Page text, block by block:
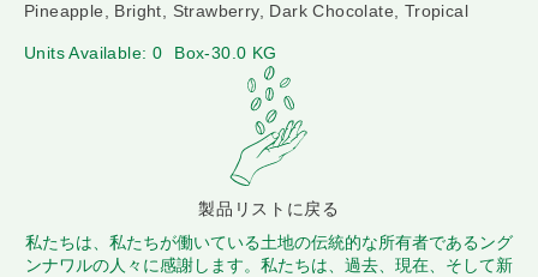
Pineapple, Bright, Strawberry, Dark Chocolate, Tropical
Units Available: 0 Box-30.0 KG
製品リストに戻る
私たちは、私たちが働いている土地の伝統的な所有者であるング
ンナワルの人々に感謝します。私たちは、過去、現在、そして新